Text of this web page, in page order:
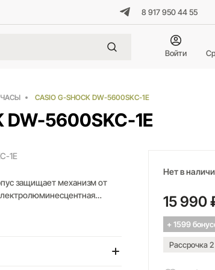
8 917 950 44 55
Войти
CASIO G-SHOCK DW-5600SKC-1E
DW-5600SKC-1E
1E
защищает механизм от
продолжается еще
зеленый. 12-ти и 24-х
Нет в
15 990
+ 1599
Рассрочка